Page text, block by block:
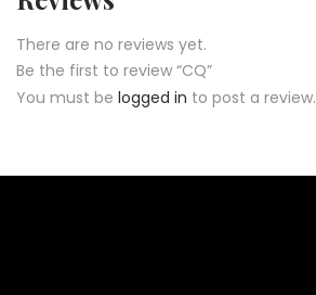
There are no reviews yet.
Be the first to review “CQ”
You must be logged in to post a review.